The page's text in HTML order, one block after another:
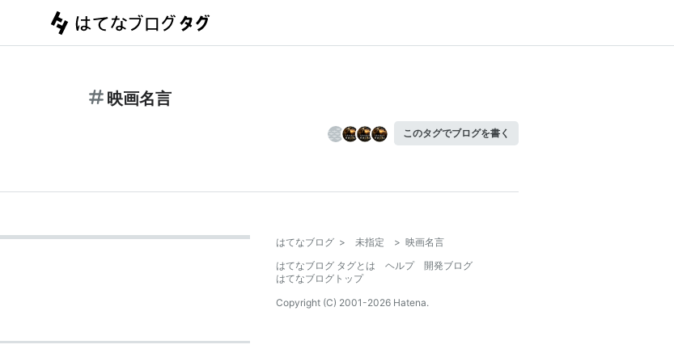
映画名言
このタグでブログを書く
はてなブログ > 未指定 > 映画名言
はてなブログ タグとは
ヘルプ
開発ブログ
はてなブログトップ
Copyright (C) 2001-2026 Hatena.